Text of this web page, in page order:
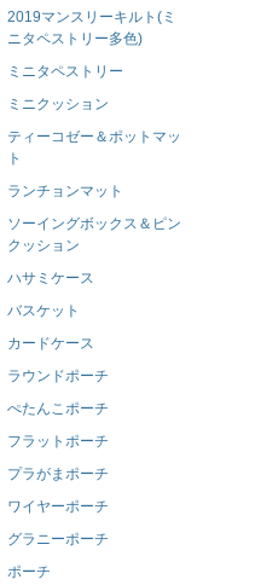
2019マンスリーキルト(ミ
ニタペストリー多色)
ミニタペストリー
ミニクッション
ティーコゼー＆ポットマッ
ト
ランチョンマット
ソーイングボックス＆ピン
クッション
ハサミケース
バスケット
カードケース
ラウンドポーチ
ぺたんこポーチ
フラットポーチ
プラがまポーチ
ワイヤーポーチ
グラニーポーチ
ポーチ